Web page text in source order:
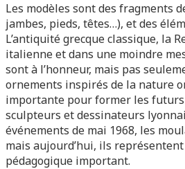
Les modèles sont des fragments
jambes, pieds, têtes…), et des
L’antiquité grecque classique, la
italienne et dans une moindre
sont à l’honneur, mais pas
ornements inspirés de la nature
importante pour former les
sculpteurs et dessinateurs
événements de mai 1968, les
mais aujourd’hui, ils
pédagogique important.